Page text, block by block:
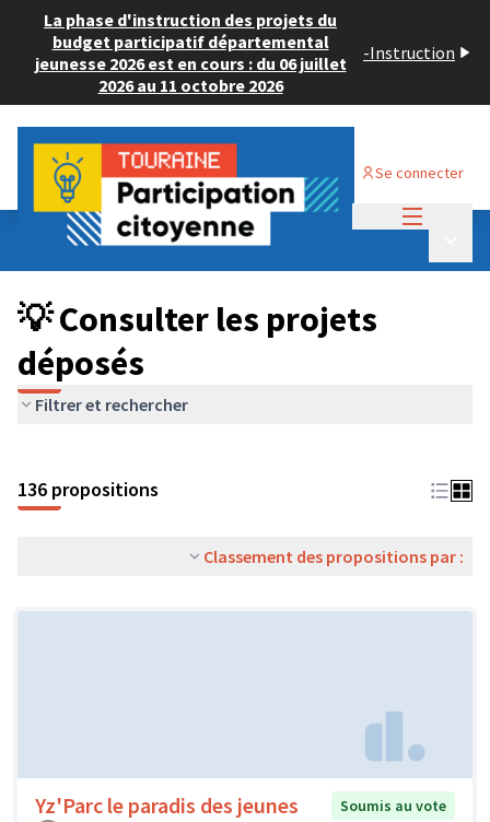
La phase d'instruction des projets du
budget participatif départemental
jeunesse 2026 est en cours : du 06 juillet
2026 au 11 octobre 2026
-Instruction
Se connecter
Budget Participatif JEUNESSE 2024
💡 Consulter les projets déposés
💡 Consulter les projets
déposés
Filtrer et rechercher
136 propositions
Classement des propositions par :
Yz'Parc le paradis des jeunes
Soumis au vote